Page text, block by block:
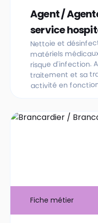
Agent /
service
Nettoie et
matériels
risque d'infection.
traitement et sa
activité en
Fiche métier